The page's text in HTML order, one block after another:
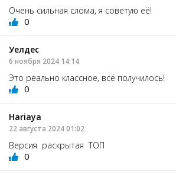
Очень сильная слома, я советую её!
0
Уелдес
6 ноября 2024 14:14
Это реально классное, всё получилось!
0
Hariaya
22 августа 2024 01:02
Версия раскрытая ТОП
0